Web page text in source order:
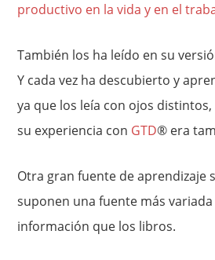
productivo en la vida y en el
También los ha leído en su
Y cada vez ha descubierto y
ya que los leía con ojos
su experiencia con GTD® era
Otra gran fuente de aprendizaje
suponen una fuente más
información que los libros.